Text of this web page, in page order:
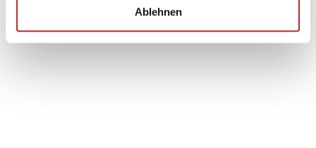
Ablehnen